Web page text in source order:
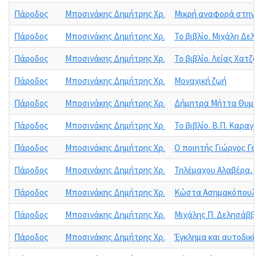
Πάροδος
Μποσινάκης Δημήτρης Χρ.
Μικρή αναφορά στην
Πάροδος
Μποσινάκης Δημήτρης Χρ.
Το βιβλίο. Μιχάλη
Πάροδος
Μποσινάκης Δημήτρης Χρ.
Το βιβλίο. Λείας
Πάροδος
Μποσινάκης Δημήτρης Χρ.
Μοναχική ζωή
Πάροδος
Μποσινάκης Δημήτρης Χρ.
Δήμητρα Μήττα
Πάροδος
Μποσινάκης Δημήτρης Χρ.
Το βιβλίο. Β.Π.
Πάροδος
Μποσινάκης Δημήτρης Χρ.
Ο ποιητής Γιώργος
Πάροδος
Μποσινάκης Δημήτρης Χρ.
Τηλέμαχου Αλαβέρα,
Πάροδος
Μποσινάκης Δημήτρης Χρ.
Κώστα
Πάροδος
Μποσινάκης Δημήτρης Χρ.
Μιχάλης Π.
Πάροδος
Μποσινάκης Δημήτρης Χρ.
Έγκλημα και